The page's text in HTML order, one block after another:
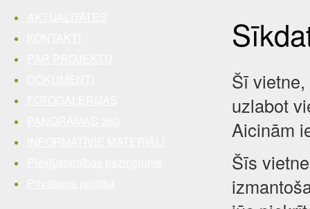
Šī
uzlabot
Aicinām
Šīs